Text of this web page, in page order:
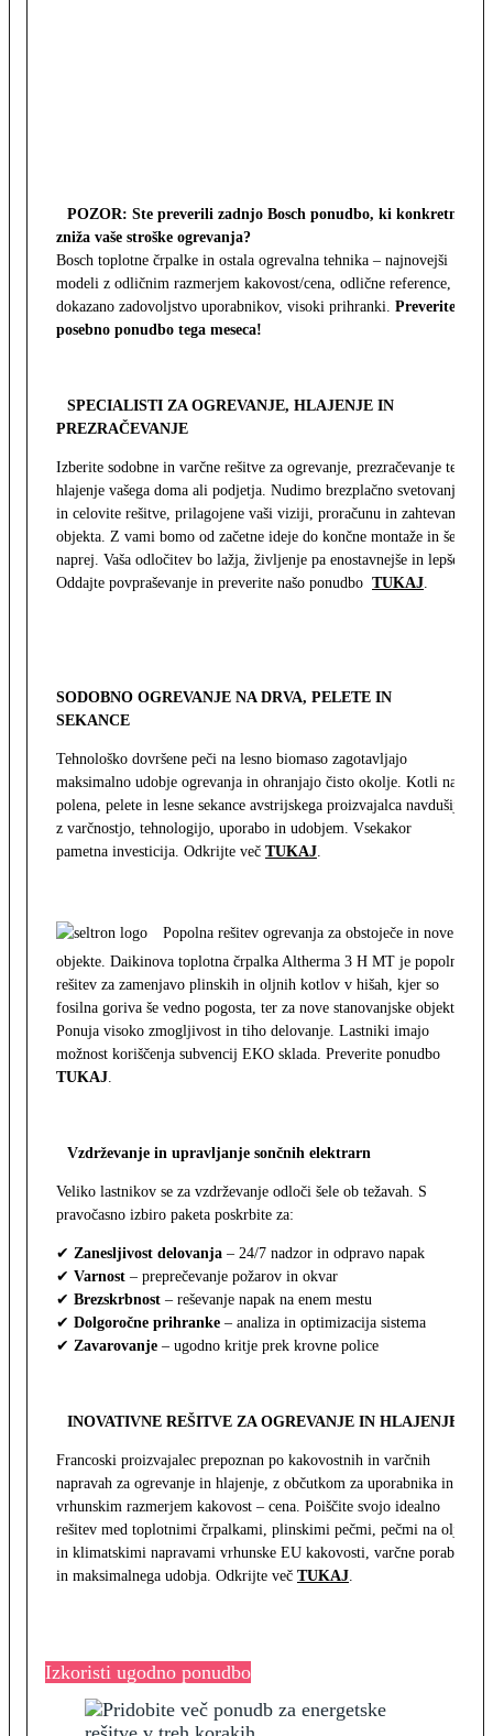
POZOR: Ste preverili zadnjo Bosch ponudbo, ki konkretno
zniža vaše stroške ogrevanja?
Bosch toplotne črpalke in ostala ogrevalna tehnika – najnovejši
modeli z odličnim razmerjem kakovost/cena, odlične reference,
dokazano zadovoljstvo uporabnikov, visoki prihranki. Preverite
posebno ponudbo tega meseca!
SPECIALISTI ZA OGREVANJE, HLAJENJE IN
PREZRAČEVANJE
Izberite sodobne in varčne rešitve za ogrevanje, prezračevanje ter
hlajenje vašega doma ali podjetja. Nudimo brezplačno svetovanje
in celovite rešitve, prilagojene vaši viziji, proračunu in zahtevam
objekta. Z vami bomo od začetne ideje do končne montaže in še
naprej. Vaša odločitev bo lažja, življenje pa enostavnejše in lepše.
Oddajte povpraševanje in preverite našo ponudbo TUKAJ.
SODOBNO OGREVANJE NA DRVA, PELETE IN
SEKANCE
Tehnološko dovršene peči na lesno biomaso zagotavljajo
maksimalno udobje ogrevanja in ohranjajo čisto okolje. Kotli na
polena, pelete in lesne sekance avstrijskega proizvajalca navdušijo
z varčnostjo, tehnologijo, uporabo in udobjem. Vsekakor
pametna investicija. Odkrijte več TUKAJ.
Popolna rešitev ogrevanja za obstoječe in nove
objekte. Daikinova toplotna črpalka Altherma 3 H MT je popolna
rešitev za zamenjavo plinskih in oljnih kotlov v hišah, kjer so
fosilna goriva še vedno pogosta, ter za nove stanovanjske objekte.
Ponuja visoko zmogljivost in tiho delovanje. Lastniki imajo
možnost koriščenja subvencij EKO sklada. Preverite ponudbo
TUKAJ.
Vzdrževanje in upravljanje sončnih elektrarn
Veliko lastnikov se za vzdrževanje odloči šele ob težavah. S
pravočasno izbiro paketa poskrbite za:
✔ Zanesljivost delovanja – 24/7 nadzor in odpravo napak
✔ Varnost – preprečevanje požarov in okvar
✔ Brezskrbnost – reševanje napak na enem mestu
✔ Dolgoročne prihranke – analiza in optimizacija sistema
✔ Zavarovanje – ugodno kritje prek krovne police
INOVATIVNE REŠITVE ZA OGREVANJE IN HLAJENJE
Francoski proizvajalec prepoznan po kakovostnih in varčnih
napravah za ogrevanje in hlajenje, z občutkom za uporabnika in z
vrhunskim razmerjem kakovost – cena. Poiščite svojo idealno
rešitev med toplotnimi črpalkami, plinskimi pečmi, pečmi na olje
in klimatskimi napravami vrhunske EU kakovosti, varčne porabe
in maksimalnega udobja. Odkrijte več TUKAJ.
Izkoristi ugodno ponudbo